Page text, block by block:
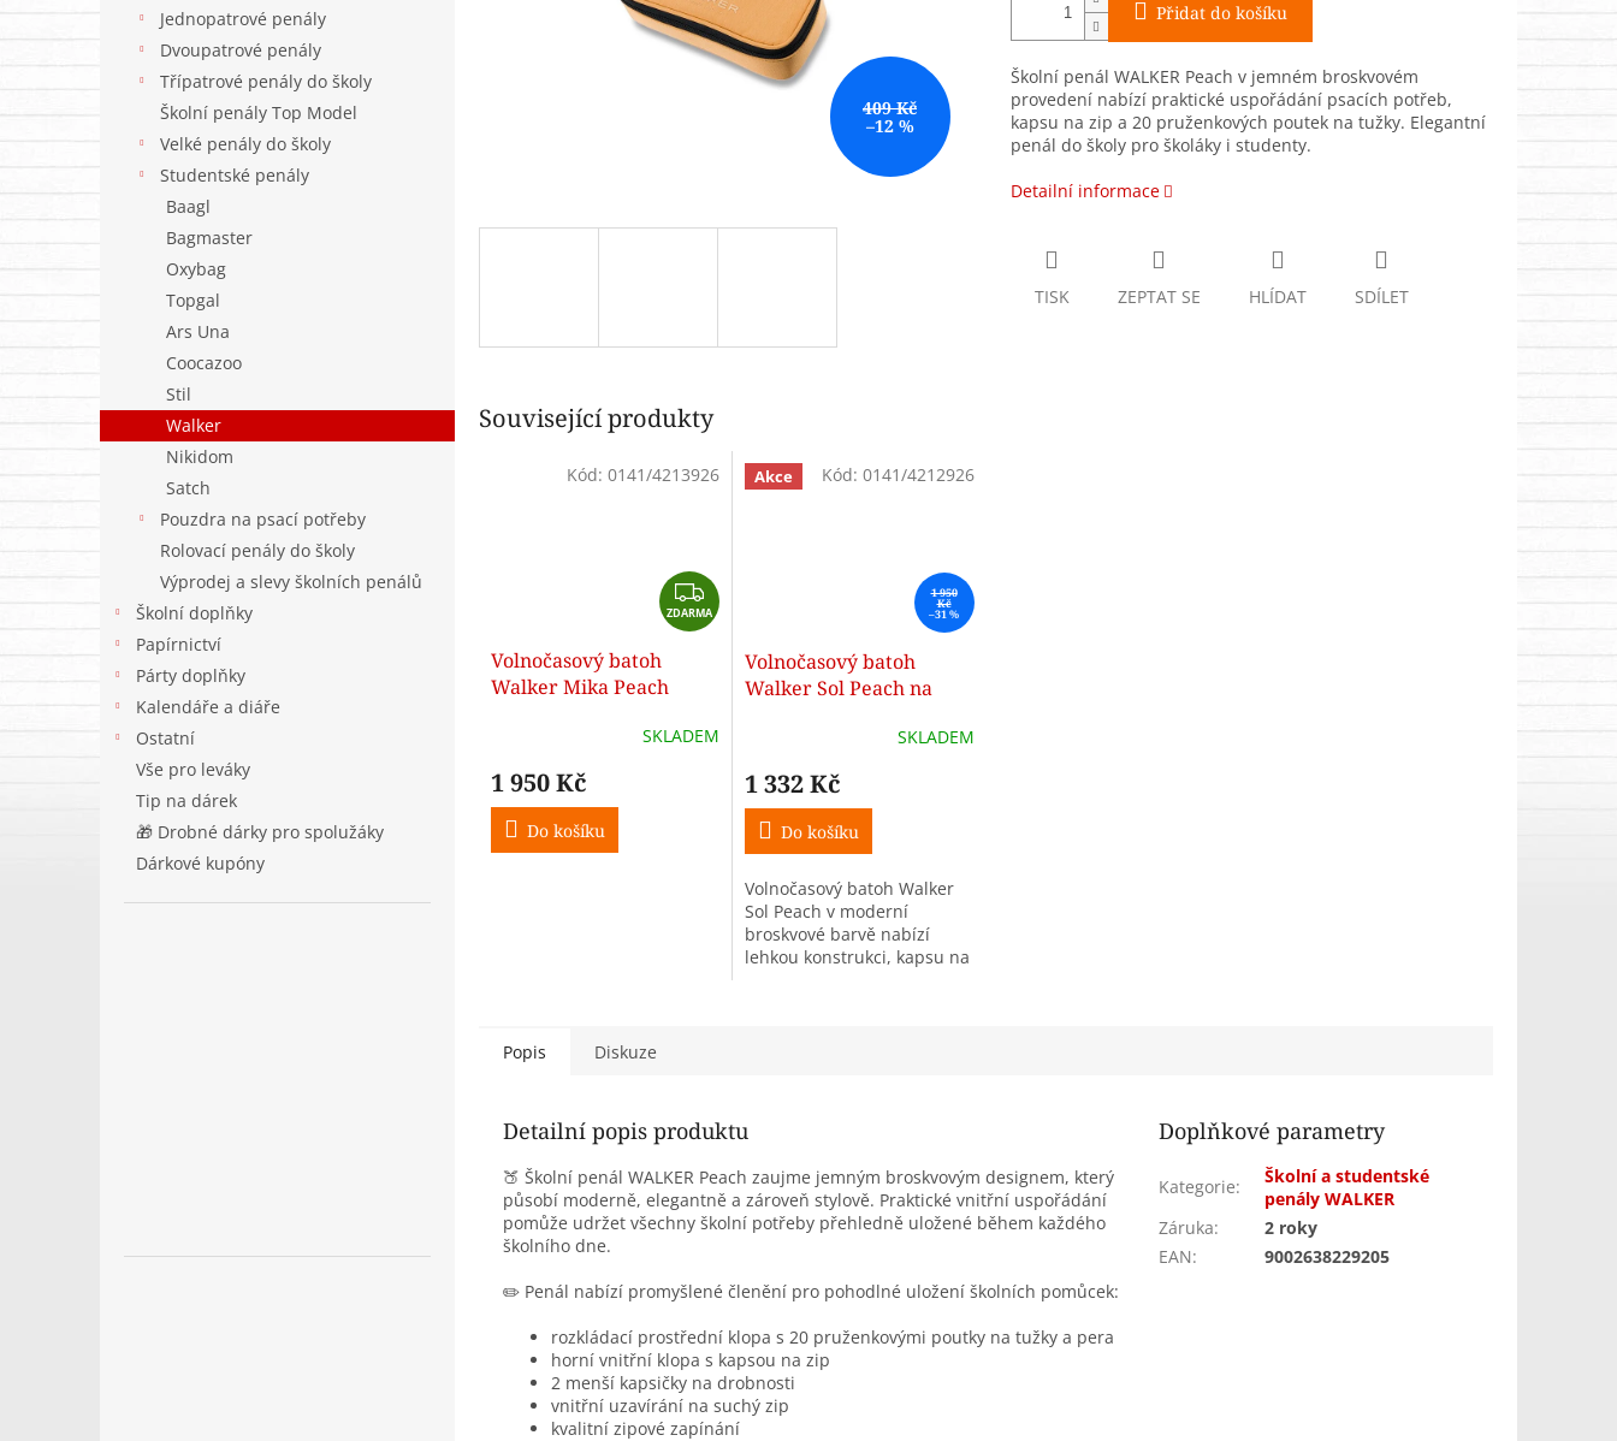
Jednopatrové penály
Dvoupatrové penály
Třípatrové penály do školy
Školní penály Top Model
Velké penály do školy
Studentské penály
Baagl
Bagmaster
Oxybag
Topgal
Ars Una
Coocazoo
Stil
Walker
Nikidom
Satch
Pouzdra na psací potřeby
Rolovací penály do školy
Výprodej a slevy školních penálů
Školní doplňky
Papírnictví
Párty doplňky
Kalendáře a diáře
Ostatní
Vše pro leváky
Tip na dárek
🎁 Drobné dárky pro spolužáky
Dárkové kupóny
409 Kč
–12 %
Přidat do košíku
Školní penál WALKER Peach v jemném broskvovém
provedení nabízí praktické uspořádání psacích potřeb,
kapsu na zip a 20 pruženkových poutek na tužky. Elegantní
penál do školy pro školáky i studenty.
Detailní informace
TISK ZEPTAT SE HLÍDAT SDÍLET
Související produkty
Z
D
A
ZDARMA
Volnočasový batoh
Walker Mika Peach
SKLADEM
1 950 Kč
Do košíku
Kód: 0141/4213926 Akce
1 950
Kč
–31 %
Volnočasový batoh
Walker Sol Peach na
SKLADEM
1 332 Kč
Do košíku
Volnočasový batoh Walker
Sol Peach v moderní
broskvové barvě nabízí
lehkou konstrukci, kapsu na
Kód: 0141/4212926
Popis Diskuze
Detailní popis produktu
🍑 Školní penál WALKER Peach zaujme jemným broskvovým designem, který
působí moderně, elegantně a zároveň stylově. Praktické vnitřní uspořádání
pomůže udržet všechny školní potřeby přehledně uložené během každého
školního dne.
✏️ Penál nabízí promyšlené členění pro pohodlné uložení školních pomůcek:
rozkládací prostřední klopa s 20 pruženkovými poutky na tužky a pera
horní vnitřní klopa s kapsou na zip
2 menší kapsičky na drobnosti
vnitřní uzavírání na suchý zip
kvalitní zipové zapínání
Doplňkové parametry
Kategorie:
Školní a studentské
penály WALKER
Záruka:
2 roky
EAN: 9002638229205